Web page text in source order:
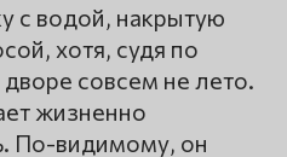
с водой, накрытую
хотя, судя по
совсем не лето.
жизненно
По-видимому, он